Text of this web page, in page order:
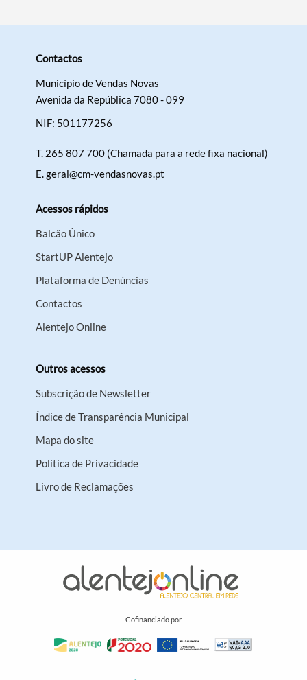
Contactos
Município de Vendas Novas
Avenida da República 7080 - 099
NIF: 501177256
T. 265 807 700 (Chamada para a rede fixa nacional)
E.geral@cm-vendasnovas.pt
Acessos rápidos
Balcão Único
StartUP Alentejo
Plataforma de Denúncias
Contactos
Alentejo Online
Outros acessos
Subscrição de Newsletter
Índice de Transparência Municipal
Mapa do site
Política de Privacidade
Livro de Reclamações
Cofinanciado por